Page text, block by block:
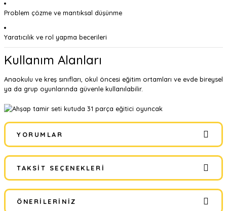
Problem çözme ve mantıksal düşünme
Yaratıcılık ve rol yapma becerileri
Kullanım Alanları
Anaokulu ve kreş sınıfları, okul öncesi eğitim ortamları ve evde bireysel
ya da grup oyunlarında güvenle kullanılabilir.
YORUMLAR
Bu ürüne ilk yorumu siz yapın!
TAKSIT SEÇENEKLERI
ÖNERILERINIZ